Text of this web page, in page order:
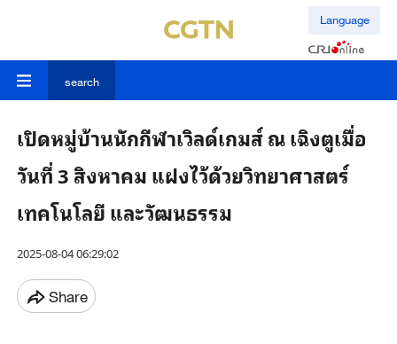
Language
search
เปิดหมู่บ้านนักกีฬาเวิลด์เกมส์ ณ เฉิงตูเมื่อ
วันที่ 3 สิงหาคม แฝงไว้ด้วยวิทยาศาสตร์
เทคโนโลยี และวัฒนธรรม
2025-08-04 06:29:02
Share